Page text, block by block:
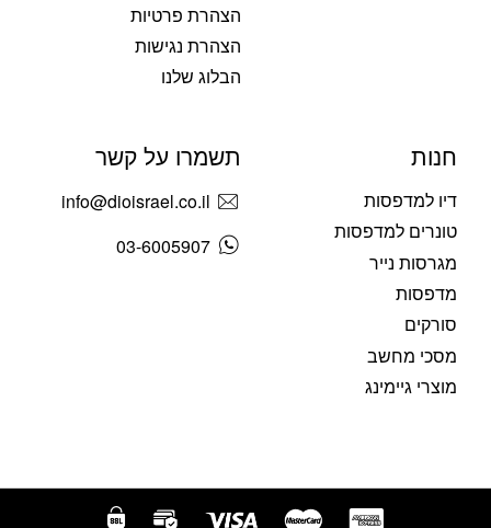
הצהרת פרטיות
הצהרת נגישות
הבלוג שלנו
חנות
דיו למדפסות
טונרים למדפסות
מגרסות נייר
מדפסות
סורקים
מסכי מחשב
מוצרי גיימינג
תשמרו על קשר
info@dioisrael.co.il
03-6005907